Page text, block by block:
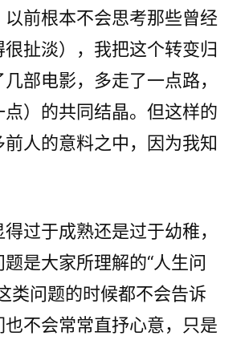
前根本不会思考那些曾经
扯淡），我把这个转变归
部电影，多走了一点路，
）的共同结晶。但这样的
人的意料之中，因为我知
过于成熟还是过于幼稚，
是大家所理解的“人生问
类问题的时候都不会告诉
不会常常直抒心意，只是